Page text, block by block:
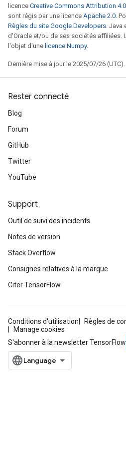
licence Creative Commons Attribution 4.0
sont régis par une licence Apache 2.0.
Règles du site Google Developers. Java
d'Oracle et/ou de ses sociétés affiliées.
l'objet d'une licence Numpy.
Dernière mise à jour le 2025/07/26 (UTC).
Rester connecté
Blog
Forum
GitHub
Twitter
YouTube
Support
Outil de suivi des incidents
Notes de version
Stack Overflow
Consignes relatives à la marque
Citer TensorFlow
Conditions d'utilisation
Règles de
Manage cookies
S'abonner à la newsletter TensorFlow